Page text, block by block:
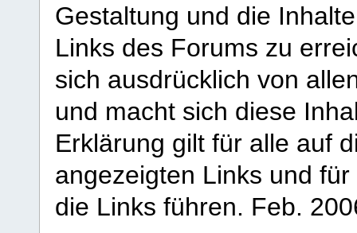
Gestaltung und die
Links des Forums zu
sich ausdrücklich von
und macht sich diese
Erklärung gilt für alle auf
angezeigten Links und
die Links führen. Feb.